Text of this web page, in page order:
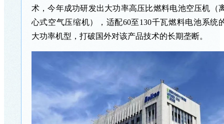
术，今年成功研发出大功率高压比燃料电池空压机（
心式空气压缩机），适配60至130千瓦燃料电池系统
大功率机型，打破国外对该产品技术的长期垄断。